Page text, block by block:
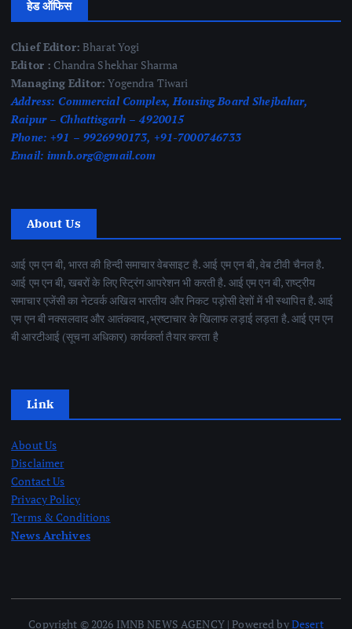
हेड ऑफिस
Chief Editor: Bharat Yogi
Editor : Chandra Shekhar Sharma
Managing Editor: Yogendra Tiwari
Address: Commercial Complex, Housing Board Shejbahar,
Raipur – Chhattisgarh – 4920015
Phone: +91 – 9926990173, +91-7000746733
Email: imnb.org@gmail.com
About Us
आई एम एन बी, भारत की हिन्दी समाचार वेबसाइट है. आई एम एन बी, वेब टीवी चैनल है.
आई एम एन बी, खबरों के लिए स्ट्रिंग आपरेशन भी करती है. आई एम एन बी, राष्ट्रीय
समाचार एजेंसी का नेटवर्क अखिल भारतीय और निकट पड़ोसी देशों में भी स्थापित है. आई
एम एन बी नक्सलवाद और आतंकवाद ,भ्रष्टाचार के खिलाफ लड़ाई लड़ता है. आई एम एन
बी आरटीआई (सूचना अधिकार) कार्यकर्ता तैयार करता है
Link
About Us
Disclaimer
Contact Us
Privacy Policy
Terms & Conditions
News Archives
Copyright © 2026 IMNB NEWS AGENCY | Powered byDesert